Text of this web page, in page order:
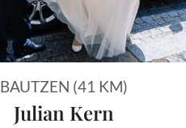
BAUTZEN (41 KM)
Julian Kern